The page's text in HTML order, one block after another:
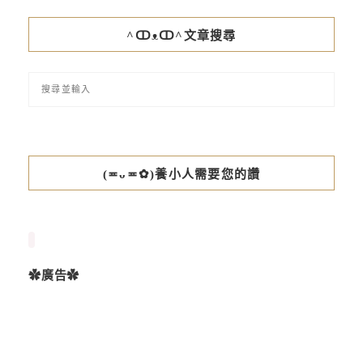
^ↀᴥↀ^文章搜尋
(≖ᴗ≖✿)養小人需要您的讚
✿廣告✿